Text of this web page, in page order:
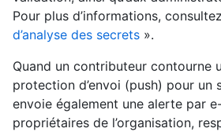
Pour plus d’informations,
d’analyse des secrets ».
Quand un contributeur contourne
protection d’envoi (push) pour un
envoie également une alerte par
propriétaires de l’organisation,